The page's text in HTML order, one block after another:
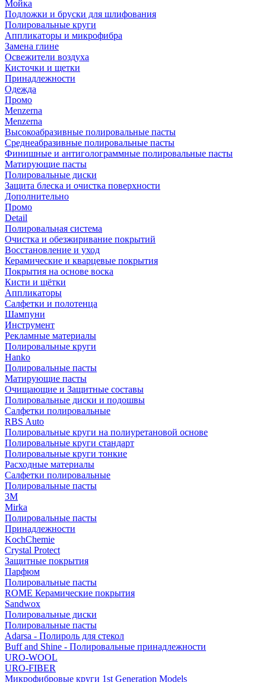
Мойка
Подложки и бруски для шлифования
Полировальные круги
Аппликаторы и микрофибра
Замена глине
Освежители воздуха
Кисточки и щетки
Принадлежности
Одежда
Промо
Menzerna
Menzerna
Высокоабразивные полировальные пасты
Среднеабразивные полировальные пасты
Финишные и антиголограммные полировальные пасты
Матирующие пасты
Полировальные диски
Защита блеска и очистка поверхности
Дополнительно
Промо
Detail
Полировальная система
Очистка и обезжиривание покрытий
Восстановление и уход
Керамические и кварцевые покрытия
Покрытия на основе воска
Кисти и щётки
Аппликаторы
Салфетки и полотенца
Шампуни
Инструмент
Рекламные материалы
Полировальные круги
Hanko
Полировальные пасты
Матирующие пасты
Очищающие и Защитные составы
Полировальные диски и подошвы
Салфетки полировальные
RBS Auto
Полировальные круги на полиуретановой основе
Полировальные круги стандарт
Полировальные круги тонкие
Расходные материалы
Салфетки полировальные
Полировальные пасты
3М
Mirka
Полировальные пасты
Принадлежности
KochChemie
Crystal Protect
Защитные покрытия
Парфюм
Полировальные пасты
ROME Керамические покрытия
Sandwox
Полировальные диски
Полировальные пасты
Adarsa - Полироль для стекол
Buff and Shine - Полировальные принадлежности
URO-WOOL
URO-FIBER
Микрофибровые круги 1st Generation Models